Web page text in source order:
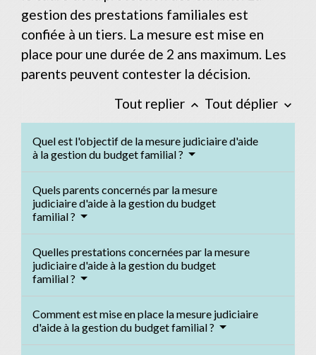
gestion des prestations familiales est
confiée à un tiers. La mesure est mise en
place pour une durée de 2 ans maximum. Les
parents peuvent contester la décision.
Tout replier keyboard_arrow_up Tout déplier keyboard_arrow_down
Quel est l'objectif de la mesure judiciaire d'aide
à la gestion du budget familial ?
Quels parents concernés par la mesure
judiciaire d'aide à la gestion du budget
familial ?
Quelles prestations concernées par la mesure
judiciaire d'aide à la gestion du budget
familial ?
Comment est mise en place la mesure judiciaire
d'aide à la gestion du budget familial ?